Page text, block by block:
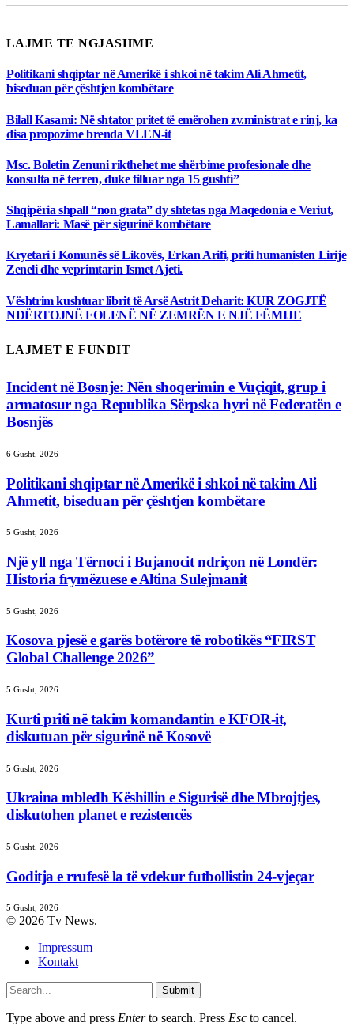
LAJME TE NGJASHME
Politikani shqiptar në Amerikë i shkoi në takim Ali Ahmetit,
biseduan për çështjen kombëtare
Bilall Kasami: Në shtator pritet të emërohen zv.ministrat e rinj, ka
disa propozime brenda VLEN-it
Msc. Boletin Zenuni rikthehet me shërbime profesionale dhe
konsulta në terren, duke filluar nga 15 gushti”
Shqipëria shpall “non grata” dy shtetas nga Maqedonia e Veriut,
Lamallari: Masë për sigurinë kombëtare
Kryetari i Komunës së Likovës, Erkan Arifi, priti humanisten Lirije
Zeneli dhe veprimtarin Ismet Ajeti.
Vështrim kushtuar librit të Arsë Astrit Deharit: KUR ZOGJTË
NDËRTOJNË FOLENË NË ZEMRËN E NJË FËMIJE
LAJMET E FUNDIT
Incident në Bosnje: Nën shoqerimin e Vuçiqit, grup i
armatosur nga Republika Sërpska hyri në Federatën e
Bosnjës
6 Gusht, 2026
Politikani shqiptar në Amerikë i shkoi në takim Ali
Ahmetit, biseduan për çështjen kombëtare
5 Gusht, 2026
Një yll nga Tërnoci i Bujanocit ndriçon në Londër:
Historia frymëzuese e Altina Sulejmanit
5 Gusht, 2026
Kosova pjesë e garës botërore të robotikës “FIRST
Global Challenge 2026”
5 Gusht, 2026
Kurti priti në takim komandantin e KFOR-it,
diskutuan për sigurinë në Kosovë
5 Gusht, 2026
Ukraina mbledh Këshillin e Sigurisë dhe Mbrojtjes,
diskutohen planet e rezistencës
5 Gusht, 2026
Goditja e rrufesë la të vdekur futbollistin 24-vjeçar
5 Gusht, 2026
© 2026 Tv News.
Impressum
Kontakt
Submit
Type above and press Enterto search. Press Esc to cancel.